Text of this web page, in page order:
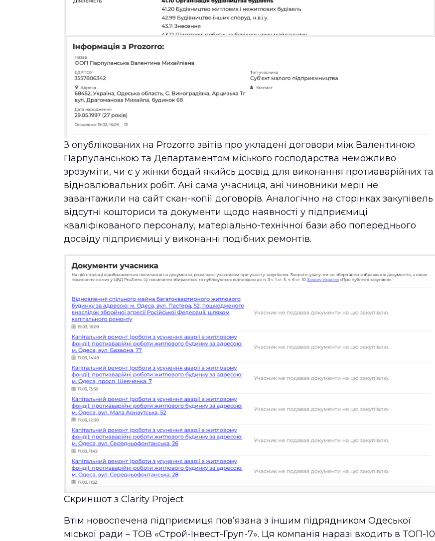
З опублікованих на Prozorro звітів про укладені договори між Валентиною
Парпуланською та Департаментом міського господарства неможливо
зрозуміти, чи є у жінки бодай якийсь досвід для виконання протиаварійних та
відновлювальних робіт. Ані сама учасниця, ані чиновники мерії не
завантажили на сайт скан-копії договорів. Аналогічно на сторінках закупівель
відсутні кошториси та документи щодо наявності у підприємиці
кваліфікованого персоналу, матеріально-технічної бази або попереднього
досвіду підприємиці у виконанні подібних ремонтів.
Скриншот з Clarity Project
Втім новоспечена підприємиця повʼязана з іншим підрядником Одеської
міської ради – ТОВ «Строй-Інвест-Груп-7». Ця компанія наразі входить в ТОП-10